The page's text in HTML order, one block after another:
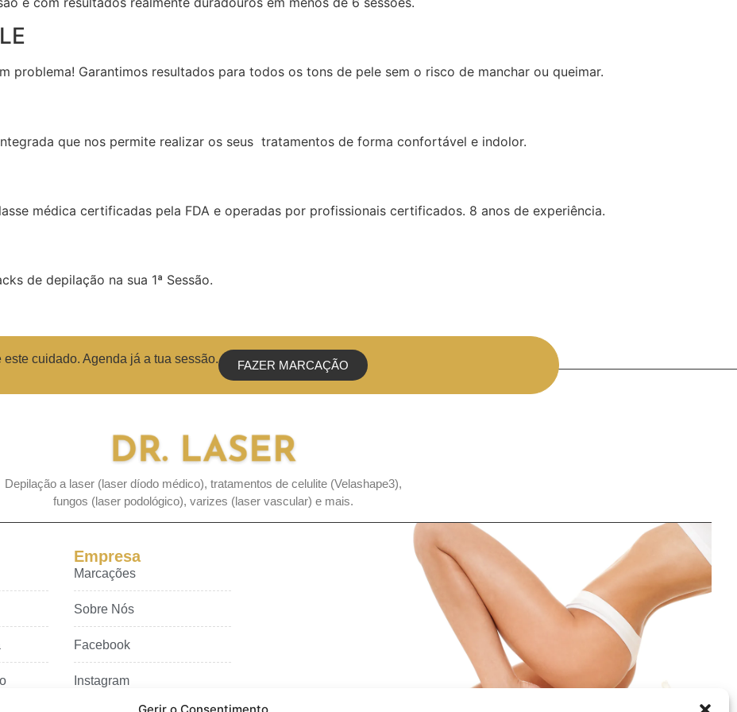
problema! Garantimos resultados para todos os tons de pele sem o risco de manchar ou queimar.
que nos permite realizar os seus tratamentos de forma confortável e indolor.
médica certificadas pela FDA e operadas por profissionais certificados. 8 anos de experiência.
de depilação na sua 1ª Sessão.
consigo +5€ para cada amiga de forma imediata
este cuidado. Agenda já a tua sessão. FAZER MARCAÇÃO
Depilação a laser (laser díodo médico), tratamentos de celulite (Velashape3),
fungos (laser podológico), varizes (laser vascular) e mais.
Empresa
Marcações
Sobre Nós
Facebook
Instagram